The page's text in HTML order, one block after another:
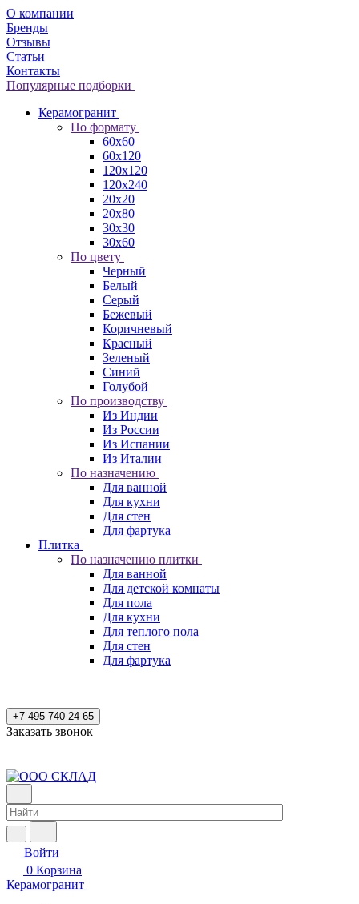
О компании
Бренды
Отзывы
Статьи
Контакты
Популярные подборки
Керамогранит
По формату
60x60
60x120
120x120
120x240
20x20
20x80
30x30
30x60
По цвету
Черный
Белый
Серый
Бежевый
Коричневый
Красный
Зеленый
Синий
Голубой
По производству
Из Индии
Из России
Из Испании
Из Италии
По назначению
Для ванной
Для кухни
Для стен
Для фартука
Плитка
По назначению плитки
Для ванной
Для детской комнаты
Для пола
Для кухни
Для теплого пола
Для стен
Для фартука
+7 495 740 24 65
Заказать звонок
Войти
0 Корзина
Керамогранит